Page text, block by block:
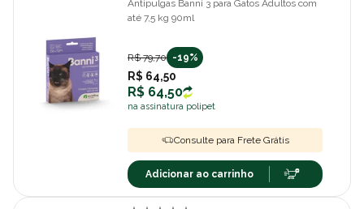
Antipulgas Banni 3 para Gatos Adultos com
até 7,5 kg 90ml
R$ 79,70 -19%
R$ 64,50
R$ 64,50
na assinatura polipet
Consulte para Frete Grátis
Adicionar ao carrinho